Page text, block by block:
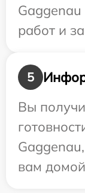
работ и
5
Вы
вам